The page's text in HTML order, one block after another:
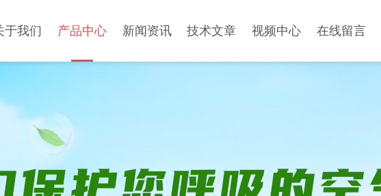
于我们 产品中心 新闻资讯 技术文章 视频中心 在线留言